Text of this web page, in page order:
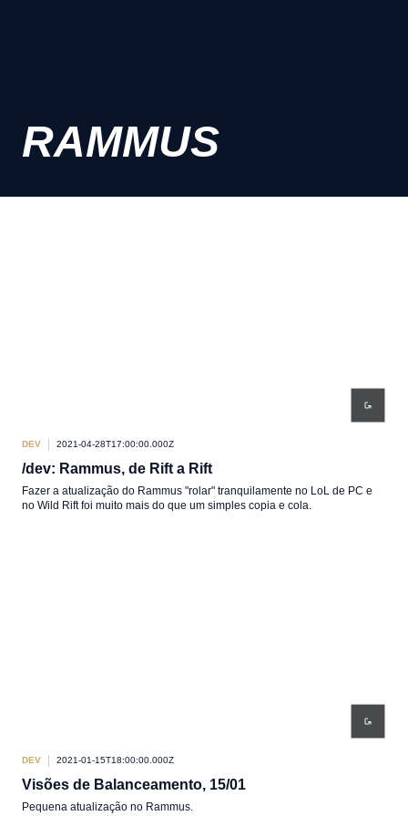
RAMMUS
DEV 2021-04-28T17:00:00.000Z
/dev: Rammus, de Rift a Rift
Fazer a atualização do Rammus "rolar" tranquilamente no LoL de PC e
no Wild Rift foi muito mais do que um simples copia e cola.
DEV 2021-01-15T18:00:00.000Z
Visões de Balanceamento, 15/01
Pequena atualização no Rammus.